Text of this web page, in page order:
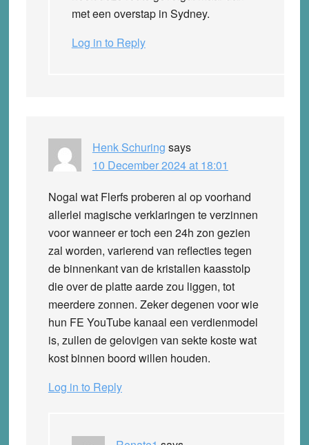
met een overstap in Sydney.
Log in to Reply
Henk Schuring says
10 December 2024 at 18:01
Nogal wat Flerfs proberen al op voorhand
allerlei magische verklaringen te verzinnen
voor wanneer er toch een 24h zon gezien
zal worden, varierend van reflecties tegen
de binnenkant van de kristallen kaasstolp
die over de platte aarde zou liggen, tot
meerdere zonnen. Zeker degenen voor wie
hun FE YouTube kanaal een verdienmodel
is, zullen de gelovigen van sekte koste wat
kost binnen boord willen houden.
Log in to Reply